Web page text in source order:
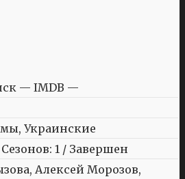
— IMDB —
Украинские
1 / Завершен
Алексей Морозов,